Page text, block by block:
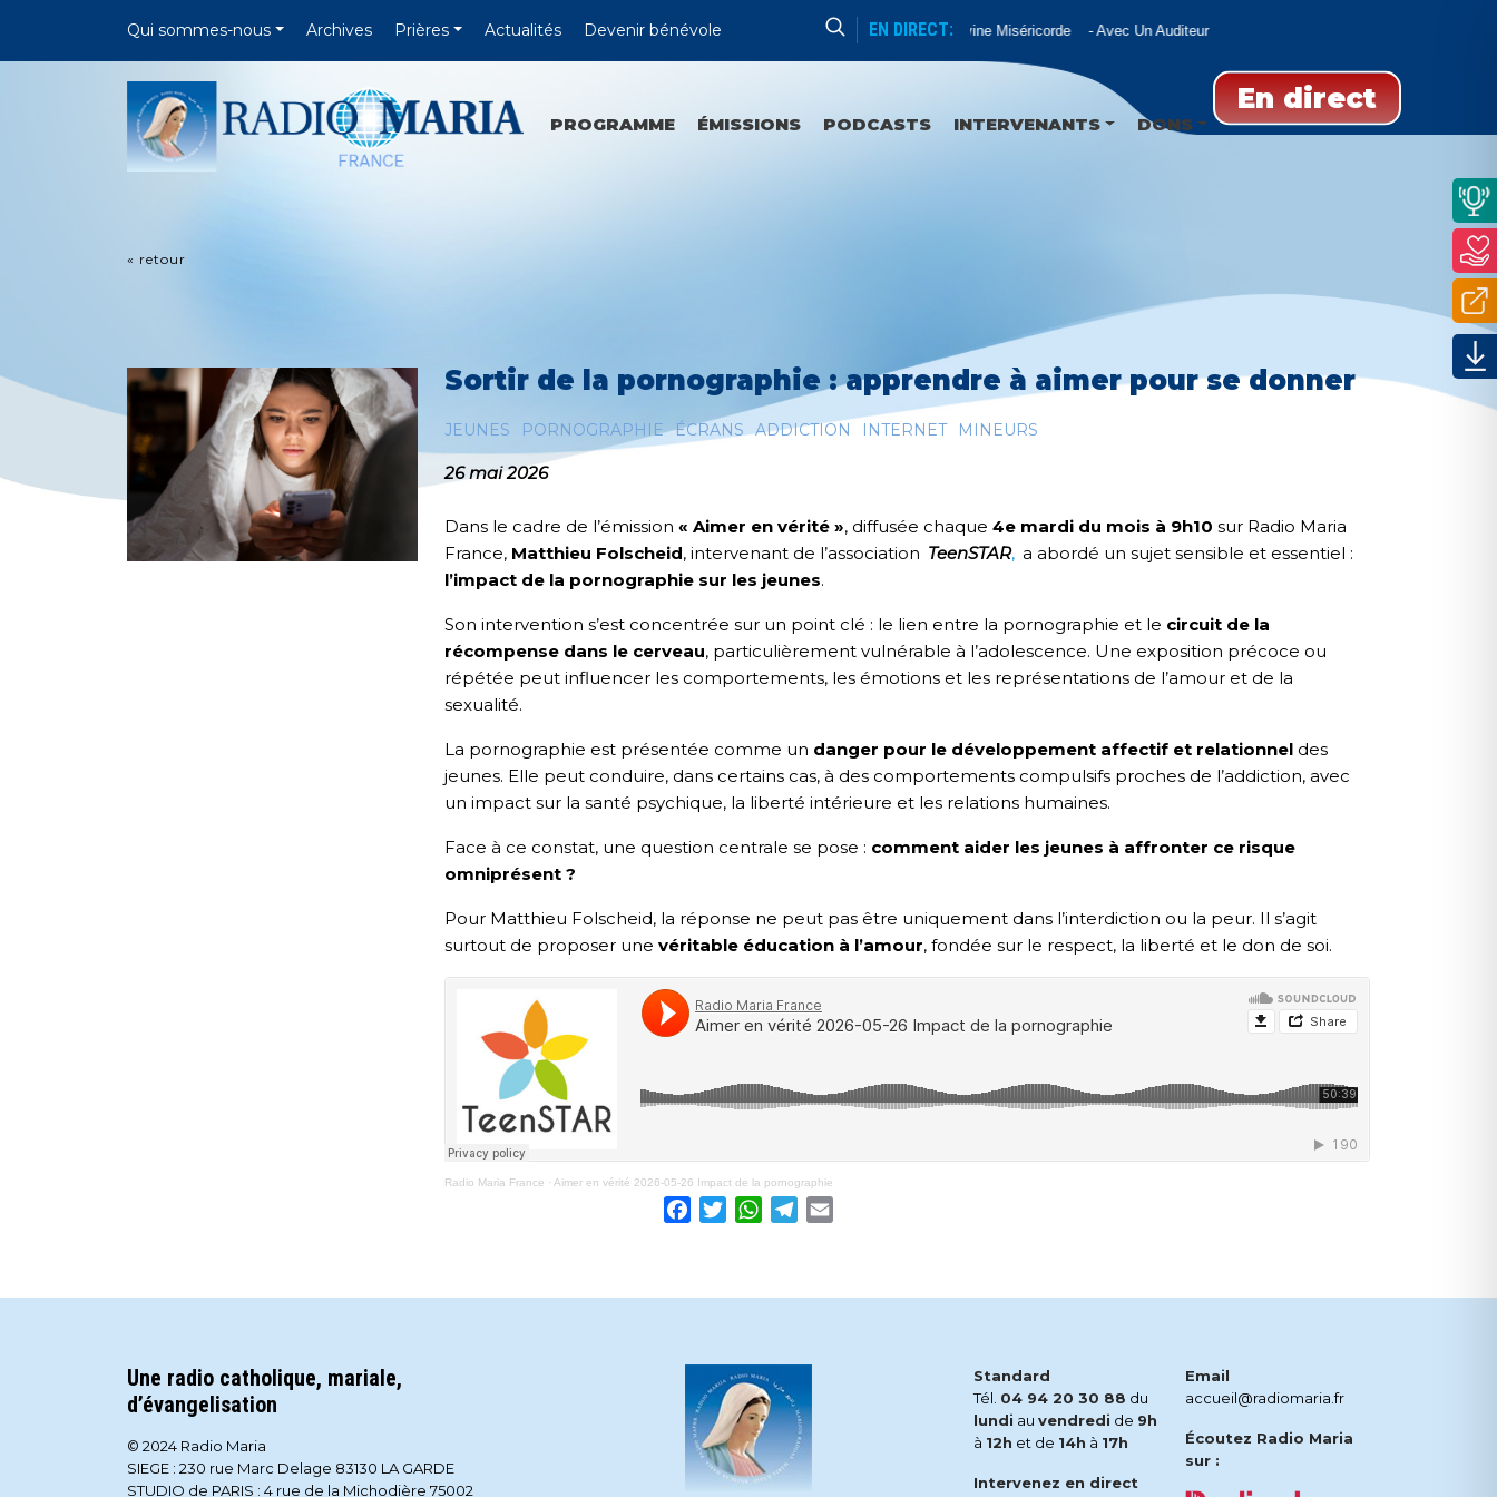
Qui sommes-nous Archives Prières Actualités Devenir bénévole EN DIRECT:
Chapelet De La Divine Miséricorde Avec Un Auditeur
En direct
PROGRAMME ÉMISSIONS PODCASTS INTERVENANTS DONS
« retour
Sortir de la pornographie : apprendre à aimer pour se donner
JEUNES PORNOGRAPHIE ÉCRANS ADDICTION INTERNET MINEURS
26 mai 2026
Dans le cadre de l’émission « Aimer en vérité », diffusée chaque 4e mardi du mois à 9h10 sur Radio Maria
France, Matthieu Folscheid, intervenant de l’association TeenSTAR, a abordé un sujet sensible et essentiel :
l’impact de la pornographie sur les jeunes.
Son intervention s’est concentrée sur un point clé : le lien entre la pornographie et le circuit de la
récompense dans le cerveau, particulièrement vulnérable à l’adolescence. Une exposition précoce ou
répétée peut influencer les comportements, les émotions et les représentations de l’amour et de la
sexualité.
La pornographie est présentée comme un danger pour le développement affectif et relationnel des
jeunes. Elle peut conduire, dans certains cas, à des comportements compulsifs proches de l’addiction, avec
un impact sur la santé psychique, la liberté intérieure et les relations humaines.
Face à ce constat, une question centrale se pose : comment aider les jeunes à affronter ce risque
omniprésent ?
Pour Matthieu Folscheid, la réponse ne peut pas être uniquement dans l’interdiction ou la peur. Il s’agit
surtout de proposer une véritable éducation à l’amour, fondée sur le respect, la liberté et le don de soi.
Radio Maria France · Aimer en vérité 2026-05-26 Impact de la pornographie
Facebook
TwitterWhatsApp
Telegram
Une radio catholique, mariale,
d’évangelisation
© 2024 Radio Maria
SIEGE : 230 rue Marc Delage 83130 LA GARDE
STUDIO de PARIS : 4 rue de la Michodière 75002
Standard
Tél. 04 94 20 30 88 du
lundi au vendredi de 9h
à 12h et de 14h à 17h
Intervenez en direct
Email
accueil@radiomaria.fr
Écoutez Radio Maria
sur :